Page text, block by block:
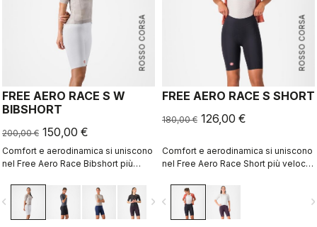
ROSSO CORSA
FREE AERO RACE S W
BIBSHORT
200,00 € 150,00 €
Comfort e aerodinamica si uniscono
nel Free Aero Race Bibshort più
realizzato.
navigate_next
ROSSO CORSA
FREE AERO RACE S SHORT
180,00 € 126,00 €
Comfort e aerodinamica si uniscono
nel Free Aero Race Short più veloce
navigate_before